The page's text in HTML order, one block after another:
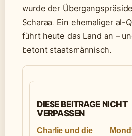
wurde der
Scharaa. Ein ehemaliger al-
führt heute das Land an –
betont staatsmännisch.
DIESE BEITRAGE NICHT
VERPASSEN
Charlie und die